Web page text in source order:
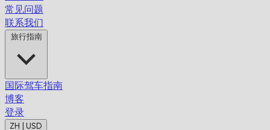
常见问题
联系我们
旅行指南
国际驾车指南
博客
登录
ZH | USD